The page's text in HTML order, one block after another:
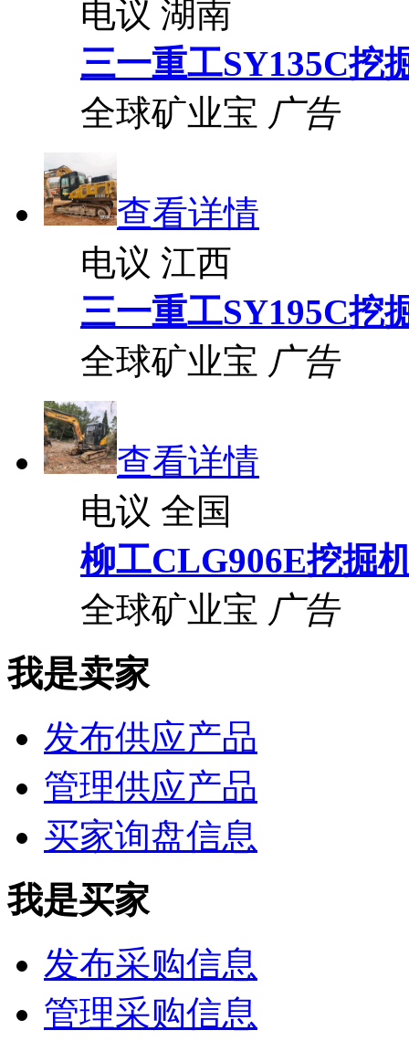
电议 湖南
三一重工SY135C挖
全球矿业宝 广告
查看详情
电议 江西
三一重工SY195C挖
全球矿业宝 广告
查看详情
电议 全国
柳工CLG906E挖掘
全球矿业宝 广告
我是卖家
发布供应产品
管理供应产品
买家询盘信息
我是买家
发布采购信息
管理采购信息